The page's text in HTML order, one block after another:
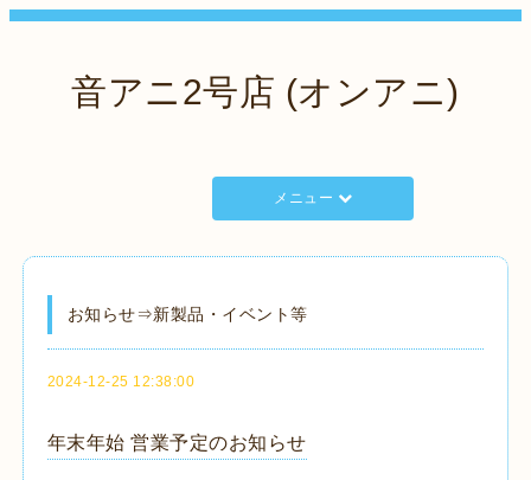
音アニ2号店 (オンアニ)
メニュー
お知らせ⇒新製品・イベント等
2024-12-25 12:38:00
年末年始 営業予定のお知らせ